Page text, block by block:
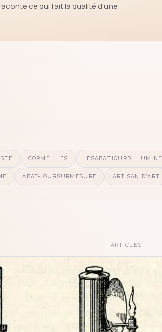
ce qui fait la qualité d'une
CORMEILLES LESABATJOURDILLUMINE
ABAT-JOURSURMESURE ARTISAN D'ART
ARTICLES